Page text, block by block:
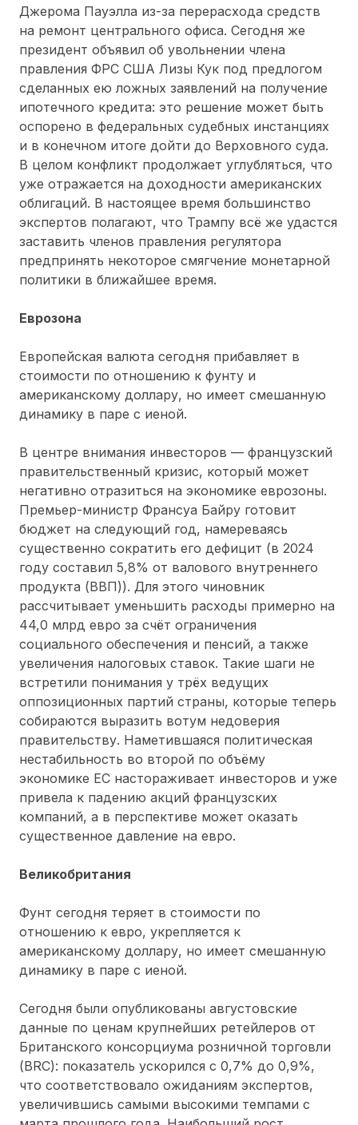
Джерома Пауэлла из-за перерасхода средств
на ремонт центрального офиса. Сегодня же
президент объявил об увольнении члена
правления ФРС США Лизы Кук под предлогом
сделанных ею ложных заявлений на получение
ипотечного кредита: это решение может быть
оспорено в федеральных судебных инстанциях
и в конечном итоге дойти до Верховного суда.
В целом конфликт продолжает углубляться, что
уже отражается на доходности американских
облигаций. В настоящее время большинство
экспертов полагают, что Трампу всё же удастся
заставить членов правления регулятора
предпринять некоторое смягчение монетарной
политики в ближайшее время.
Еврозона
Европейская валюта сегодня прибавляет в
стоимости по отношению к фунту и
американскому доллару, но имеет смешанную
динамику в паре с иеной.
В центре внимания инвесторов — французский
правительственный кризис, который может
негативно отразиться на экономике еврозоны.
Премьер-министр Франсуа Байру готовит
бюджет на следующий год, намереваясь
существенно сократить его дефицит (в 2024
году составил 5,8% от валового внутреннего
продукта (ВВП)). Для этого чиновник
рассчитывает уменьшить расходы примерно на
44,0 млрд евро за счёт ограничения
социального обеспечения и пенсий, а также
увеличения налоговых ставок. Такие шаги не
встретили понимания у трёх ведущих
оппозиционных партий страны, которые теперь
собираются выразить вотум недоверия
правительству. Наметившаяся политическая
нестабильность во второй по объёму
экономике ЕС настораживает инвесторов и уже
привела к падению акций французских
компаний, а в перспективе может оказать
существенное давление на евро.
Великобритания
Фунт сегодня теряет в стоимости по
отношению к евро, укрепляется к
американскому доллару, но имеет смешанную
динамику в паре с иеной.
Сегодня были опубликованы августовские
данные по ценам крупнейших ретейлеров от
Британского консорциума розничной торговли
(BRC): показатель ускорился с 0,7% до 0,9%,
что соответствовало ожиданиям экспертов,
увеличившись самыми высокими темпами с